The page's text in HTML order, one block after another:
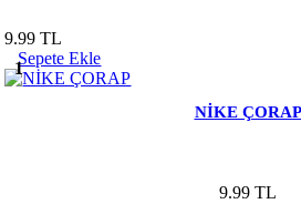
9.99 TL
1
Sepete Ekle
NİKE ÇORAP
9.99 TL